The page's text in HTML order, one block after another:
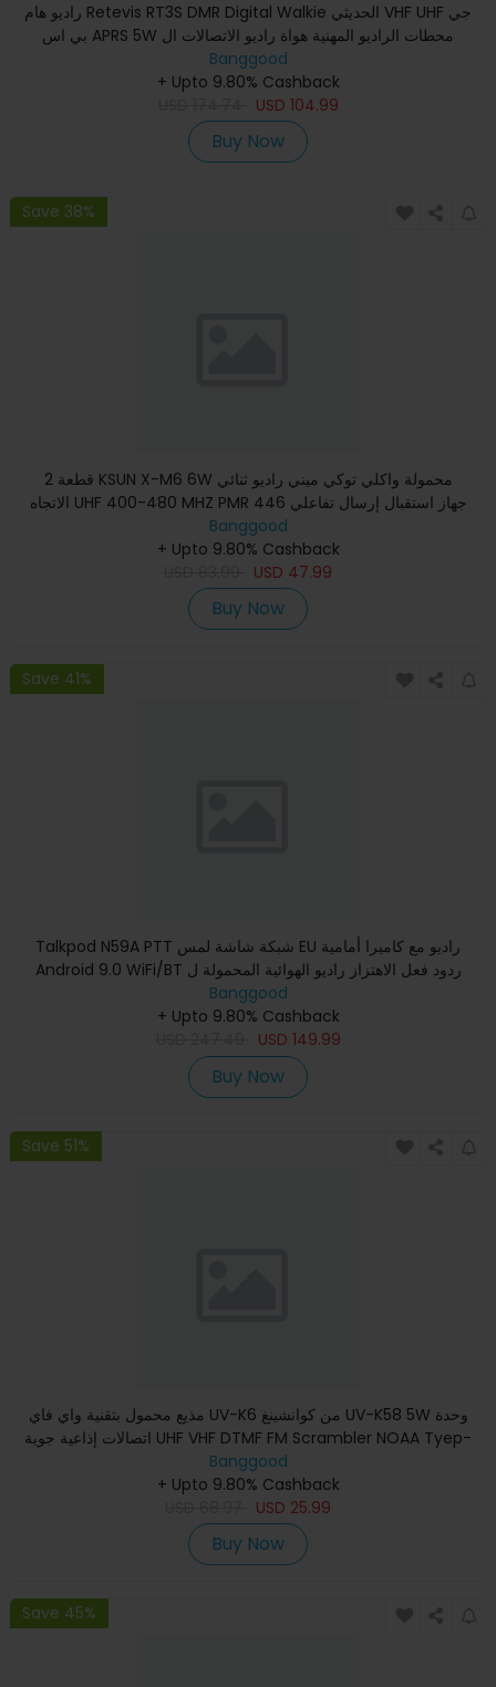
راديو هام Retevis RT3S DMR Digital Walkie الحديثي VHF UHF جي
بي اس APRS 5W محطات الراديو المهنية هواة راديو الاتصالات ال
Banggood
+ Upto 9.80% Cashback
USD 104.99
Buy Now
Save 38%
2 قطعة KSUN X-M6 6W محمولة واكلي توكي ميني راديو ثنائي
الاتجاه UHF 400-480 MHZ PMR 446 جهاز استقبال إرسال تفاعلي
مع هوائ
Banggood
+ Upto 9.80% Cashback
USD 47.99
Buy Now
Save 41%
Talkpod N59A PTT شبكة شاشة لمس EU راديو مع كاميرا أمامية
Android 9.0 WiFi/BT ردود فعل الاهتزاز راديو الهوائية المحمولة ل
Banggood
+ Upto 9.80% Cashback
USD 149.99
Buy Now
Save 51%
مذيع محمول بتقنية واي فاي UV-K6 من كوانشينغ UV-K58 5W وحدة
اتصالات إذاعية جوية UHF VHF DTMF FM Scrambler NOAA Tyep-
C Cha
Banggood
+ Upto 9.80% Cashback
USD 25.99
Buy Now
Save 45%